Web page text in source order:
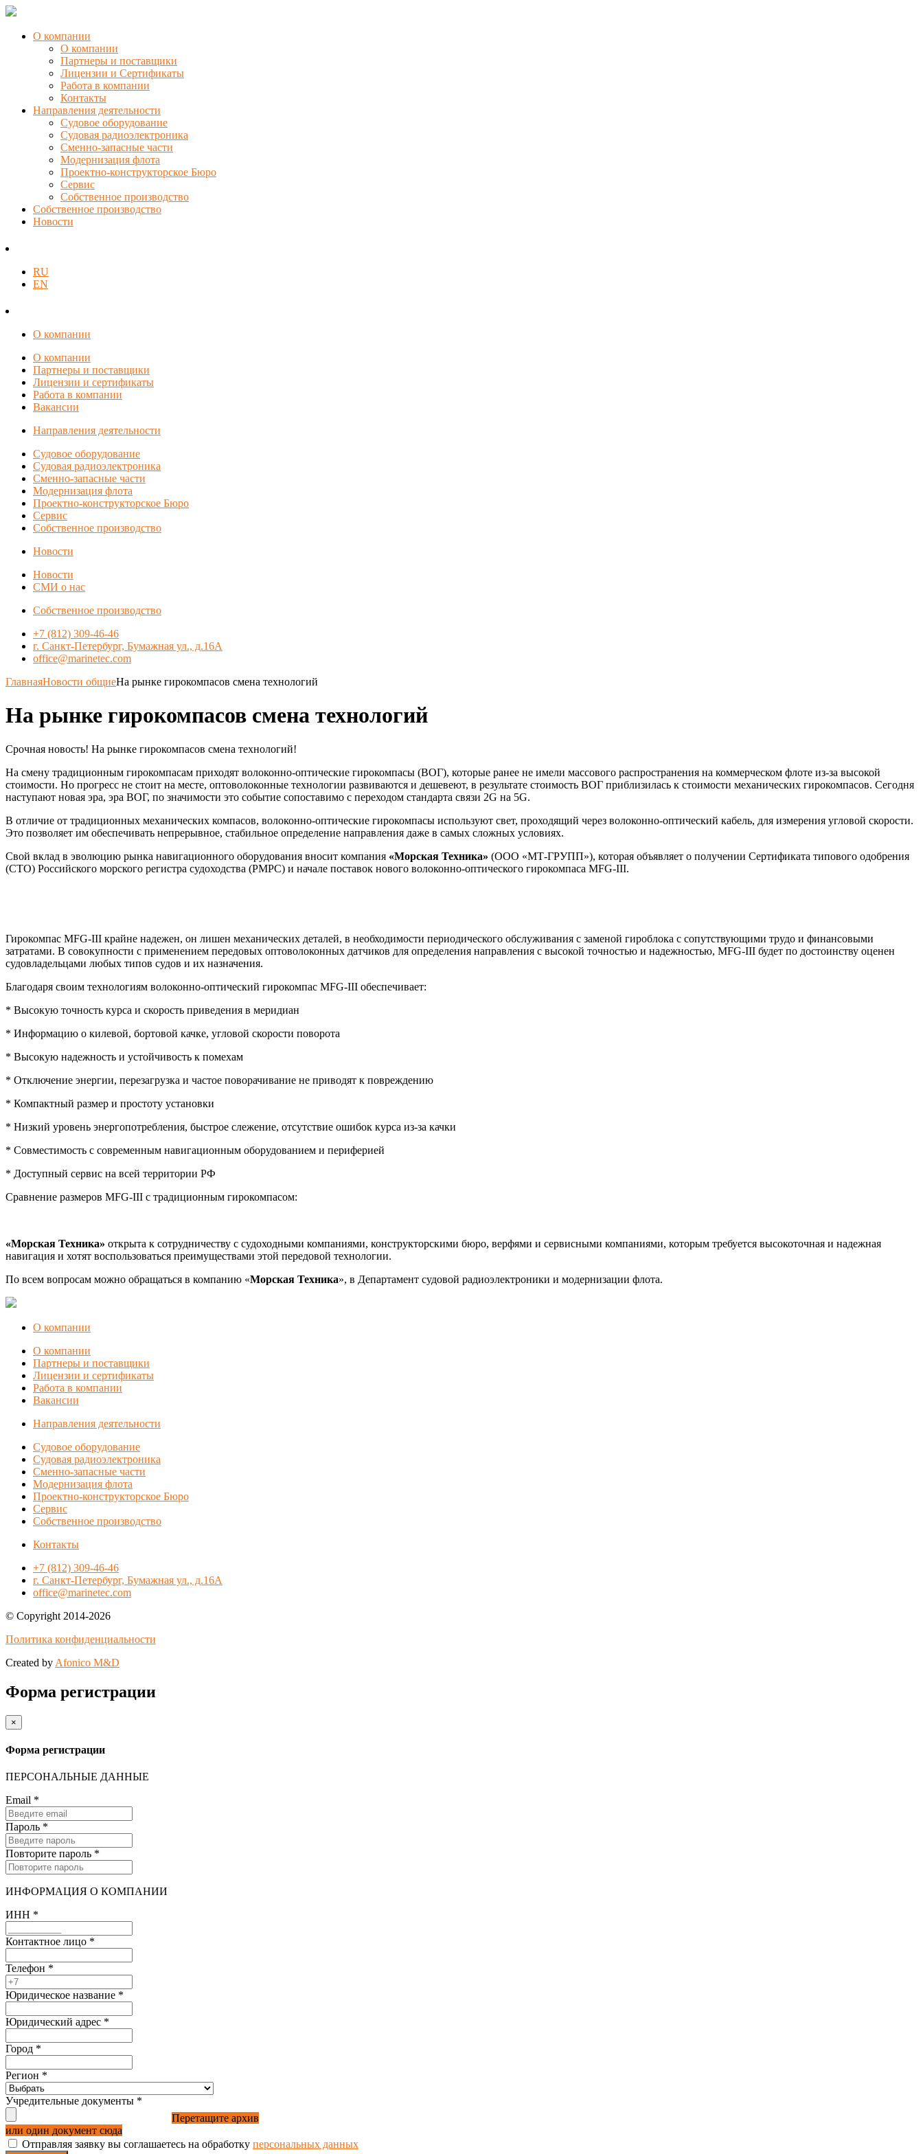
О компании
О компании
Партнеры и поставщики
Лицензии и Сертификаты
Работа в компании
Контакты
Направления деятельности
Судовое оборудование
Судовая радиоэлектроника
Сменно-запасные части
Модернизация флота
Проектно-конструкторское Бюро
Сервис
Собственное производство
Собственное производство
Новости
RU
EN
О компании
О компании
Партнеры и поставщики
Лицензии и сертификаты
Работа в компании
Вакансии
Направления деятельности
Судовое оборудование
Судовая радиоэлектроника
Сменно-запасные части
Модернизация флота
Проектно-конструкторское Бюро
Сервис
Собственное производство
Новости
Новости
СМИ о нас
Собственное производство
+7 (812) 309-46-46
г. Санкт-Петербург, Бумажная ул., д.16А
office@marinetec.com
ГлавнаяНовости общиеНа рынке гирокомпасов смена технологий
На рынке гирокомпасов смена технологий
Срочная новость! На рынке гирокомпасов смена технологий!
На смену традиционным гирокомпасам приходят волоконно-оптические гирокомпасы (ВОГ), которые ранее не имели массового распространения на коммерческом флоте из-за высокой
стоимости. Но прогресс не стоит на месте, оптоволоконные технологии развиваются и дешевеют, в результате стоимость ВОГ приблизилась к стоимости механических гирокомпасов. Сегодня
наступают новая эра, эра ВОГ, по значимости это событие сопоставимо с переходом стандарта связи 2G на 5G.
В отличие от традиционных механических компасов, волоконно-оптические гирокомпасы используют свет, проходящий через волоконно-оптический кабель, для измерения угловой скорости.
Это позволяет им обеспечивать непрерывное, стабильное определение направления даже в самых сложных условиях.
Свой вклад в эволюцию рынка навигационного оборудования вносит компания «Морская Техника» (ООО «МТ-ГРУПП»), которая объявляет о получении Сертификата типового одобрения
(СТО) Российского морского регистра судоходства (РМРС) и начале поставок нового волоконно-оптического гирокомпаса MFG-III.
Гирокомпас MFG-III крайне надежен, он лишен механических деталей, в необходимости периодического обслуживания с заменой гироблока с сопутствующими трудо и финансовыми
затратами. В совокупности с применением передовых оптоволоконных датчиков для определения направления с высокой точностью и надежностью, MFG-III будет по достоинству оценен
судовладельцами любых типов судов и их назначения.
Благодаря своим технологиям волоконно-оптический гирокомпас MFG-III обеспечивает:
* Высокую точность курса и скорость приведения в меридиан
* Информацию о килевой, бортовой качке, угловой скорости поворота
* Высокую надежность и устойчивость к помехам
* Отключение энергии, перезагрузка и частое поворачивание не приводят к повреждению
* Компактный размер и простоту установки
* Низкий уровень энергопотребления, быстрое слежение, отсутствие ошибок курса из-за качки
* Совместимость с современным навигационным оборудованием и периферией
* Доступный сервис на всей территории РФ
Сравнение размеров MFG-III с традиционным гирокомпасом:
«Морская Техника» открыта к сотрудничеству с судоходными компаниями, конструкторскими бюро, верфями и сервисными компаниями, которым требуется высокоточная и надежная
навигация и хотят воспользоваться преимуществами этой передовой технологии.
По всем вопросам можно обращаться в компанию «Морская Техника», в Департамент судовой радиоэлектроники и модернизации флота.
О компании
О компании
Партнеры и поставщики
Лицензии и сертификаты
Работа в компании
Вакансии
Направления деятельности
Судовое оборудование
Судовая радиоэлектроника
Сменно-запасные части
Модернизация флота
Проектно-конструкторское Бюро
Сервис
Собственное производство
Контакты
+7 (812) 309-46-46
г. Санкт-Петербург, Бумажная ул., д.16А
office@marinetec.com
© Copyright 2014-2026
Политика конфиденциальности
Created by Afonico M&D
Форма регистрации
×
Форма регистрации
ПЕРСОНАЛЬНЫЕ ДАННЫЕ
Email *
Пароль *
Повторите пароль *
ИНФОРМАЦИЯ О КОМПАНИИ
ИНН *
Контактное лицо *
Телефон *
Юридическое название *
Юридический адрес *
Город *
Регион *
Учредительные документы *
Перетащите архив
или один документ сюда
Отправляя заявку вы соглашаетесь на обработку персональных данных